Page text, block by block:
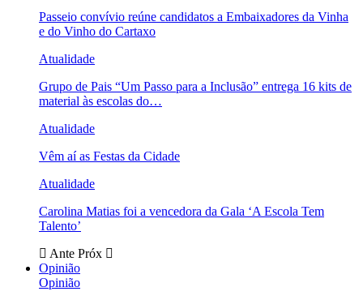
Passeio convívio reúne candidatos a Embaixadores da Vinha
e do Vinho do Cartaxo
Atualidade
Grupo de Pais “Um Passo para a Inclusão” entrega 16 kits de
material às escolas do…
Atualidade
Vêm aí as Festas da Cidade
Atualidade
Carolina Matias foi a vencedora da Gala ‘A Escola Tem
Talento’
Ante Próx
Opinião
Opinião